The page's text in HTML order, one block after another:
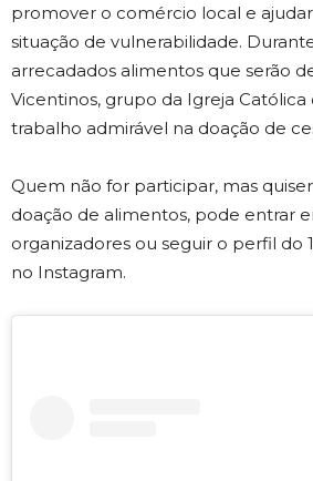
promover o comércio local e
situação de vulnerabilidade.
arrecadados alimentos que serão
Vicentinos, grupo da Igreja Católica
trabalho admirável na doação de
Quem não for participar, mas
doação de alimentos, pode entrar
organizadores ou seguir o perfil do
no Instagram.